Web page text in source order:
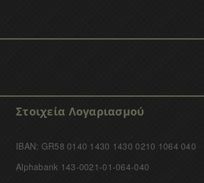
Στοιχεία Λογαριασμού
IBAN: GR58 0140 1430 1430 0210 1064 040
Alphabank 143-0021-01-064-040